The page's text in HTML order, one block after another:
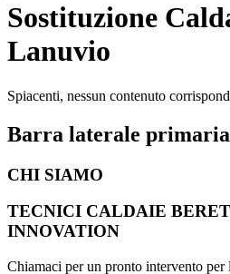
Sostituzione
Lanuvio
Spiacenti, nessun contenuto
Barra laterale primaria
CHI SIAMO
TECNICI CALDAIE
INNOVATION
Chiamaci per un pronto intervento per